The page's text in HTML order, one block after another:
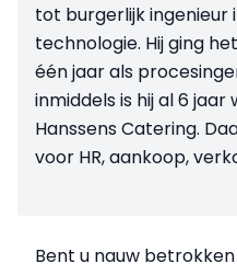
tot burgerlijk ingenieur
technologie. Hij ging
één jaar als
inmiddels is hij al 6
Hanssens Catering.
voor HR, aankoop,
Bent u nauw